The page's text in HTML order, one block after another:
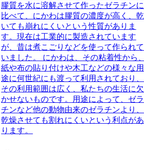
膠質を水に溶解させて作ったゼラチンに
比べて、にかわは膠質の濃度が高く、乾
いても崩れにくいという性質がありま
す。現在は工業的に製造されています
が、昔は煮こごりなどを使って作られて
いました。 にかわは、その粘着性から、
紙や布の貼り付けや木工などの様々な用
途に何世紀にも渡って利用されており、
その利用範囲は広く、私たちの生活に欠
かせないものです。用途によって、ゼラ
チンなど他の動物由来のゼラチンより、
乾燥させても割れにくいという利点があ
ります。